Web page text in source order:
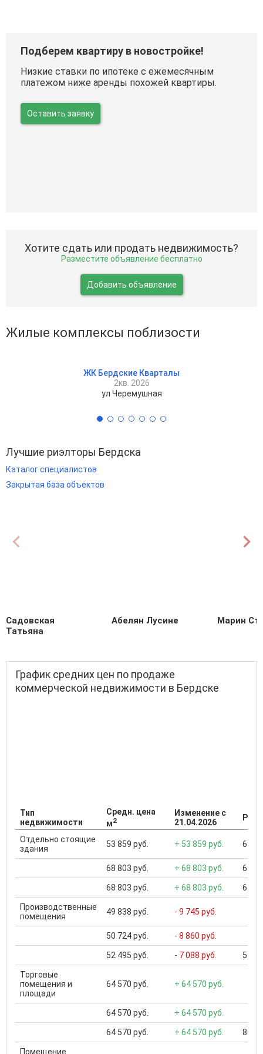
Подберем квартиру в новостройке!
Низкие ставки по ипотеке с ежемесячным
платежом ниже аренды похожей квартиры.
Оставить заявку
Хотите сдать или продать недвижимость?
Разместите объявление бесплатно
Добавить объявление
Жилые комплексы поблизости
ЖК Бердские Кварталы
2кв. 2026
ул Черемушная
Лучшие риэлторы Бердска
Каталог специалистов
Закрытая база объектов
Садовская
Татьяна
Абелян Лусине Марин
График средних цен по продаже
коммерческой недвижимости в Бердске
Тип
недвижимости
Средн. цена
м2
Изменение с
21.04.2026
Отдельно стоящие
здания
53 859 руб. + 53 859 руб. 6
68 803 руб. + 68 803 руб. 6
68 803 руб. + 68 803 руб. 6
Производственные
помещения
49 838 руб. - 9 745 руб.
50 724 руб. - 8 860 руб.
52 495 руб. - 7 088 руб. 5
Торговые
помещения и
площади
64 570 руб. + 64 570 руб.
64 570 руб. + 64 570 руб.
64 570 руб. + 64 570 руб. 800
Помещение